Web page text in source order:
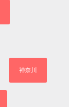
神奈川